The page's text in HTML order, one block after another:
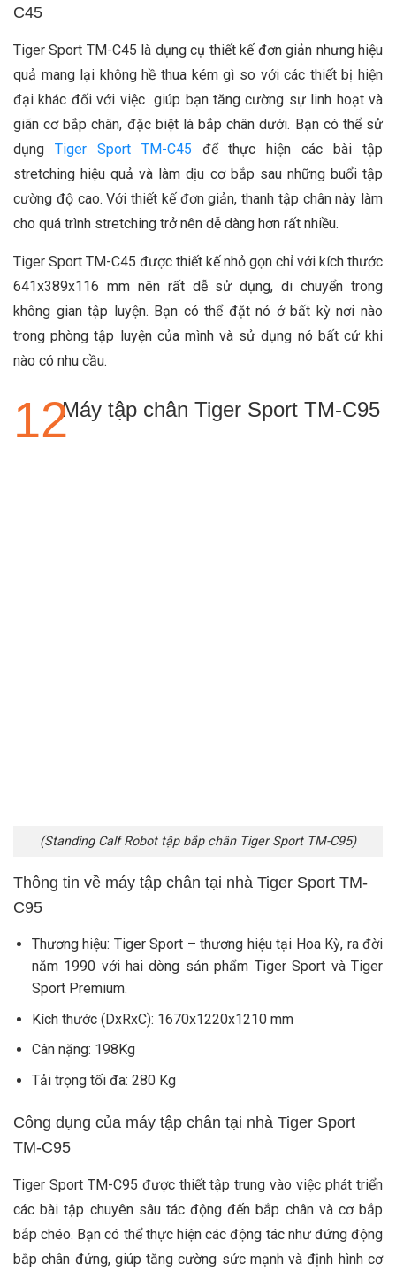
C45
Tiger Sport TM-C45 là dụng cụ thiết kế đơn giản nhưng hiệu
quả mang lại không hề thua kém gì so với các thiết bị hiện
đại khác đối với việc giúp bạn tăng cường sự linh hoạt và
giãn cơ bắp chân, đặc biệt là bắp chân dưới. Bạn có thể sử
dụng Tiger Sport TM-C45 để thực hiện các bài tập
stretching hiệu quả và làm dịu cơ bắp sau những buổi tập
cường độ cao. Với thiết kế đơn giản, thanh tập chân này làm
cho quá trình stretching trở nên dễ dàng hơn rất nhiều.
Tiger Sport TM-C45 được thiết kế nhỏ gọn chỉ với kích thước
641x389x116 mm nên rất dễ sử dụng, di chuyển trong
không gian tập luyện. Bạn có thể đặt nó ở bất kỳ nơi nào
trong phòng tập luyện của mình và sử dụng nó bất cứ khi
nào có nhu cầu.
Máy tập chân Tiger Sport TM-C95
(Standing Calf Robot tập bắp chân Tiger Sport TM-C95)
Thông tin về máy tập chân tại nhà Tiger Sport TM-
C95
Thương hiệu: Tiger Sport – thương hiệu tại Hoa Kỳ, ra đời
năm 1990 với hai dòng sản phẩm Tiger Sport và Tiger
Sport Premium.
Kích thước (DxRxC): 1670x1220x1210 mm
Cân nặng: 198Kg
Tải trọng tối đa: 280 Kg
Công dụng của máy tập chân tại nhà Tiger Sport
TM-C95
Tiger Sport TM-C95 được thiết tập trung vào việc phát triển
các bài tập chuyên sâu tác động đến bắp chân và cơ bắp
bắp chéo. Bạn có thể thực hiện các động tác như đứng động
bắp chân đứng, giúp tăng cường sức mạnh và định hình cơ